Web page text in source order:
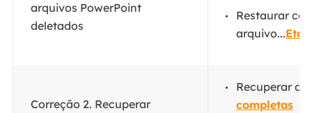
arquivos PowerPoint
deletados
Restaurar
arquivo...
Correção 2. Recuperar
Recuperar
completas